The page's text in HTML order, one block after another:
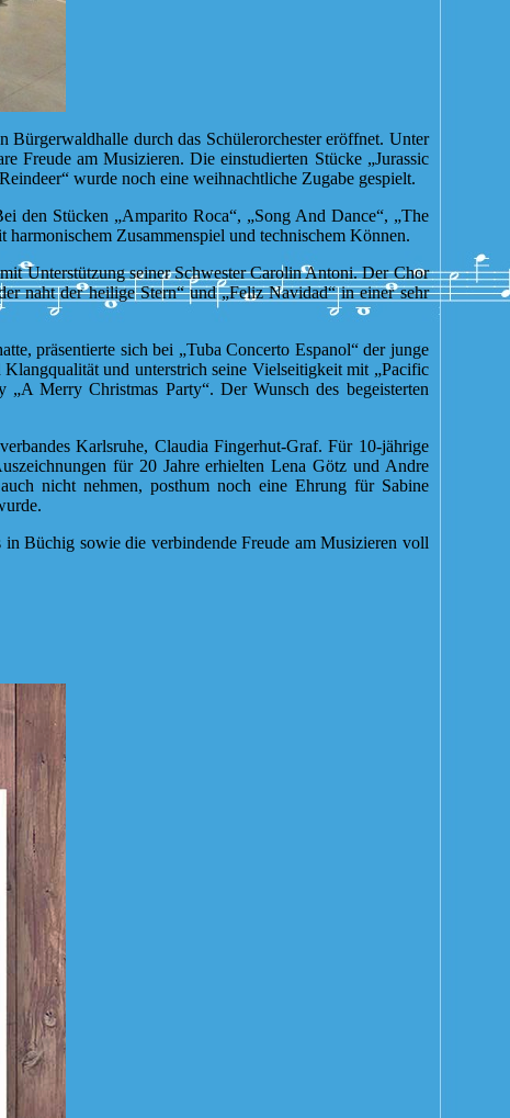
durch das Schülerorchester eröffnet. Unter
Freude am Musizieren. Die einstudierten Stücke „Jurassic
wurde noch eine weihnachtliche Zugabe gespielt.
den Stücken „Amparito Roca“, „Song And Dance“, „The
Zusammenspiel und technischem Können.
Unterstützung seiner Schwester Carolin Antoni. Der Chor
naht der heilige Stern“ und „Feliz Navidad“ in einer sehr
präsentierte sich bei „Tuba Concerto Espanol“ der junge
und unterstrich seine Vielseitigkeit mit „Pacific
Merry Christmas Party“. Der Wunsch des begeisterten
Karlsruhe, Claudia Fingerhut-Graf. Für 10-jährige
für 20 Jahre erhielten Lena Götz und Andre
nicht nehmen, posthum noch eine Ehrung für Sabine
in Büchig sowie die verbindende Freude am Musizieren voll